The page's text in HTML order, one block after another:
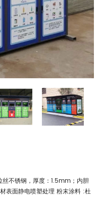
不锈钢，厚度：1.5mm；内胆
表面静电喷塑处理 粉末涂料 :杜